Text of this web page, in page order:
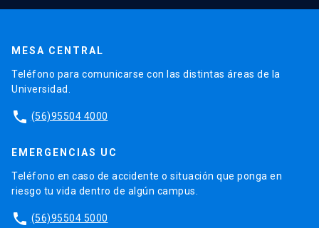
MESA CENTRAL
Teléfono para comunicarse con las distintas áreas de la
Universidad.
phone (56)95504 4000
EMERGENCIAS UC
Teléfono en caso de accidente o situación que ponga en
riesgo tu vida dentro de algún campus.
phone (56)95504 5000